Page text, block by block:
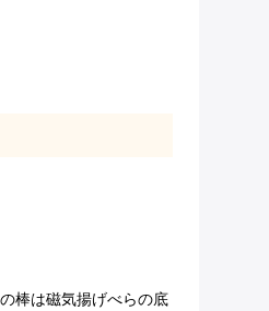
棒は磁気揚げべらの底